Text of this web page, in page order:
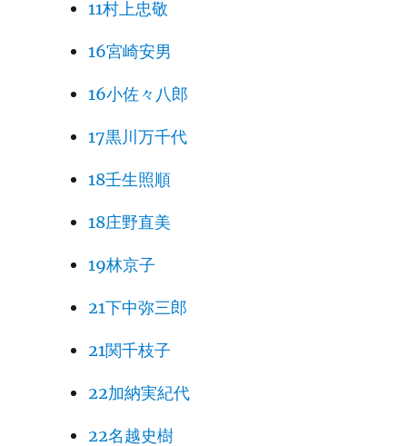
11村上忠敬
16宮崎安男
16小佐々八郎
17黒川万千代
18壬生照順
18庄野直美
19林京子
21下中弥三郎
21関千枝子
22加納実紀代
22名越史樹